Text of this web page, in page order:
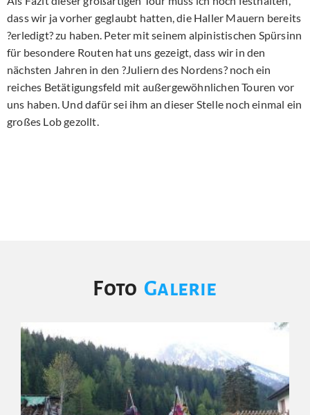
dass wir ja vorher geglaubt hatten, die Haller Mauern bereits
?erledigt? zu haben. Peter mit seinem alpinistischen Spürsinn
für besondere Routen hat uns gezeigt, dass wir in den
nächsten Jahren in den ?Juliern des Nordens? noch ein
reiches Betätigungsfeld mit außergewöhnlichen Touren vor
uns haben. Und dafür sei ihm an dieser Stelle noch einmal ein
großes Lob gezollt.
Foto Galerie